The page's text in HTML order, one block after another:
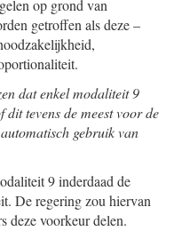
op grond van
getroffen als deze –
dat enkel modaliteit 9
tevens de meest voor de
gebruik van
9 inderdaad de
De regering zou hiervan
deze voorkeur delen.